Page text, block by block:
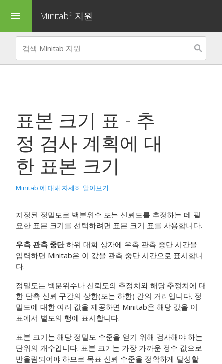
menu Minitab® 지원
표본 크기 표 - 추
정 검사 계획에 대
한 표본 크기
Minitab 에 대해 자세히 알아보기
지정된 정밀도로 백분위수 또는 신뢰도를 추정하는 데 필
요한 표본 크기를 선택하려면 표본 크기 표를 사용합니다.
우측 관측 중단하위 대화 상자에 우측 관측 중단 시간을
입력하면 Minitab은 이 값을 관측 중단 시간으로 표시합니
다.
정밀도는 백분위수나 신뢰도의 추정치와 해당 추정치에 대
한 단측 신뢰 구간의 상한(또는 하한) 간의 거리입니다. 정
밀도에 대한 여러 값을 제공하면 Minitab은 해당 값을 이
표에서 별도의 행에 표시합니다.
표본 크기는 해당 정밀도 수준을 얻기 위해 검사해야 하는
단위의 개수입니다. 표본 크기는 가장 가까운 정수 값으로
반올림되어야 하므로 목표 신뢰 수준을 정확하게 달성할